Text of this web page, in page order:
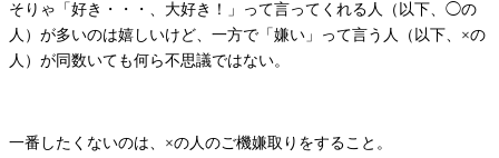
そりゃ「好き・・・、大好き！」って言ってくれる人（以下、◯の
人）が多いのは嬉しいけど、一方で「嫌い」って言う人（以下、×の
人）が同数いても何ら不思議ではない。
一番したくないのは、×の人のご機嫌取りをすること。